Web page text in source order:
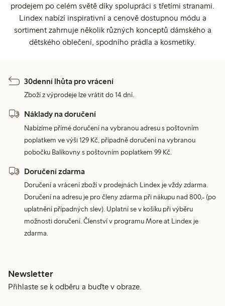
prodejem po celém světě díky spolupráci s třetími stranami.
Lindex nabízí inspirativní a cenově dostupnou módu a
sortiment zahrnuje několik různých konceptů dámského a
dětského oblečení, spodního prádla a kosmetiky.
30denní lhůta pro vrácení
Zboží z výprodeje lze vrátit do 14 dní.
Náklady na doručení
Nabízíme přímé doručení na vybranou adresu s poštovním
poplatkem ve výši 129 Kč, případně doručení na vybranou
pobočku Balíkovny s poštovním poplatkem 99 Kč.
Doručení zdarma
Doručení a vrácení zboží v prodejnách Lindex je vždy zdarma.
Doručení na adresu je pro členy zdarma při nákupu nad 800,- (po
uplatnění případných slev). Uplatní se v košíku při výběru
možnosti doručení. Členství v programu More at Lindex je
zdarma.
Newsletter
Přihlaste se k odběru a buďte v obraze.